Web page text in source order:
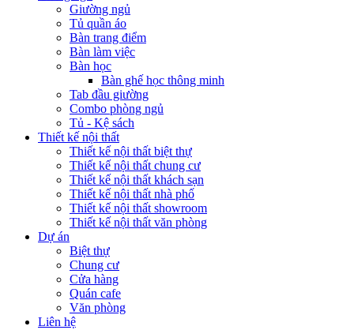
Giường ngủ
Tủ quần áo
Bàn trang điểm
Bàn làm việc
Bàn học
Bàn ghế học thông minh
Tab đầu giường
Combo phòng ngủ
Tủ - Kệ sách
Thiết kế nội thất
Thiết kế nội thất biệt thự
Thiết kế nội thất chung cư
Thiết kế nội thất khách sạn
Thiết kế nội thất nhà phố
Thiết kế nội thất showroom
Thiết kế nội thất văn phòng
Dự án
Biệt thự
Chung cư
Cửa hàng
Quán cafe
Văn phòng
Liên hệ